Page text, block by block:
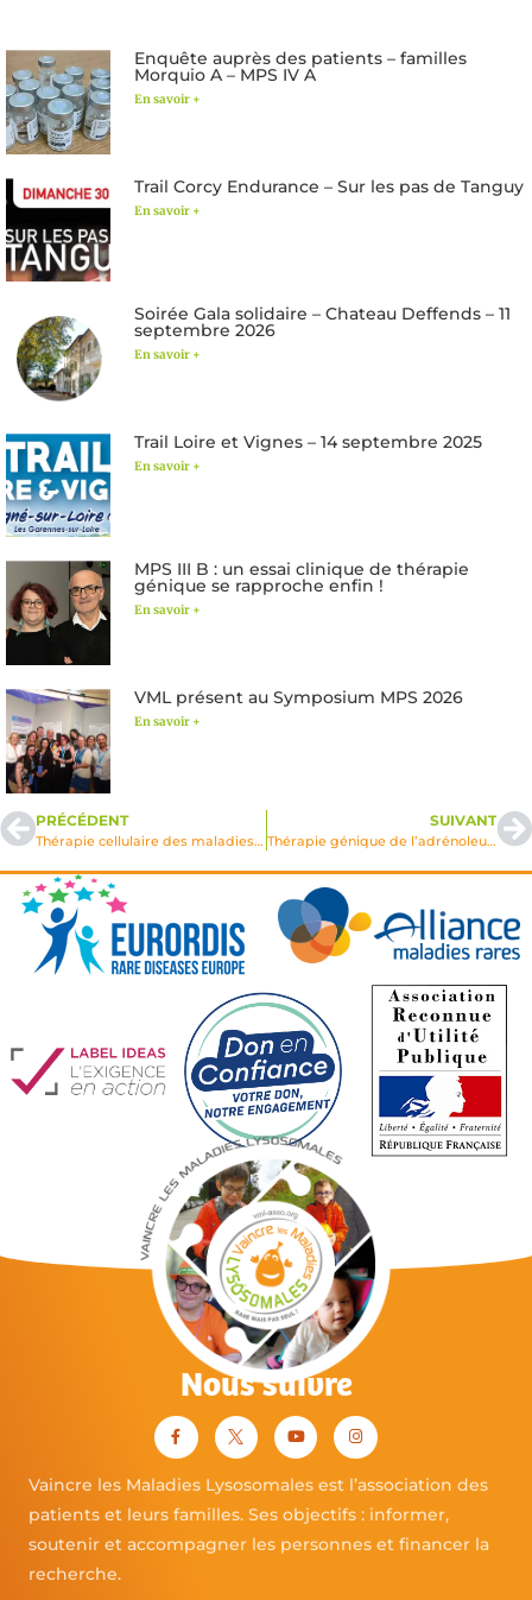
Enquête auprès des patients – familles
Morquio A – MPS IV A
En savoir +
Trail Corcy Endurance – Sur les pas de Tanguy
En savoir +
Soirée Gala solidaire – Chateau Deffends – 11
septembre 2026
En savoir +
Trail Loire et Vignes – 14 septembre 2025
En savoir +
MPS III B : un essai clinique de thérapie
génique se rapproche enfin !
En savoir +
VML présent au Symposium MPS 2026
En savoir +
PRÉCÉDENT
Thérapie cellulaire des maladies démyélinisantes telle la leucodystrophie métachromatique
SUIVANT
Thérapie génique de l’adrénoleucodystrophie: développement de vecteurs viraux pour le transfert de gène ex vivo dans les cellules souches hémato-poïetiques et in vivo dans le SNC
Nous suivre
Vaincre les Maladies Lysosomales est l’association des
patients et leurs familles. Ses objectifs : informer,
soutenir et accompagner les personnes et financer la
recherche.